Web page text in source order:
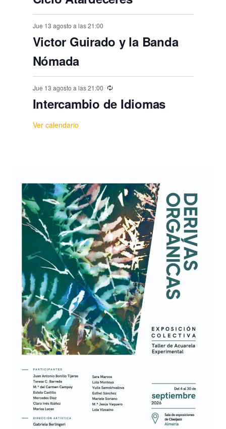
Jue 13 agosto a las 21:00
Victor Guirado y la Banda
Nómada
Jue 13 agosto a las 21:00
Intercambio de Idiomas
Ver calendario